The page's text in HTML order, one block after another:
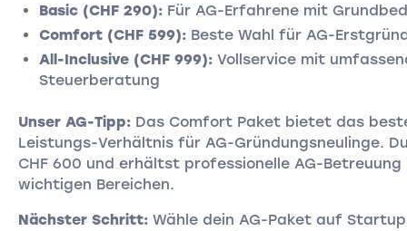
Basic (CHF 290): Für AG-Erfahrene mit
Comfort (CHF 599): Beste Wahl für AG-
All-Inclusive (CHF 999): Vollservice mit
Steuerberatung
Unser AG-Tipp:Das Comfort Paket bietet das
Leistungs-Verhältnis für AG-Gründungsneulinge.
CHF 600 und erhältst professionelle AG-Betreuung
wichtigen Bereichen.
Nächster Schritt:Wähle dein AG-Paket auf